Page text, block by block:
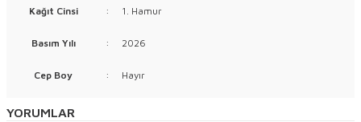
Kağıt Cinsi : 1. Hamur
Basım Yılı : 2026
Cep Boy : Hayır
YORUMLAR